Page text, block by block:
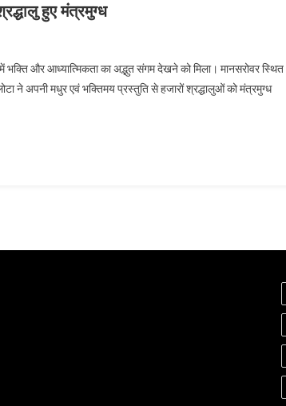
हुए मंत्रमुग्ध
और आध्यात्मिकता का अद्भुत संगम देखने को मिला। मानसरोवर स्थित
ने अपनी मधुर एवं भक्तिमय प्रस्तुति से हजारों श्रद्धालुओं को मंत्रमुग्ध